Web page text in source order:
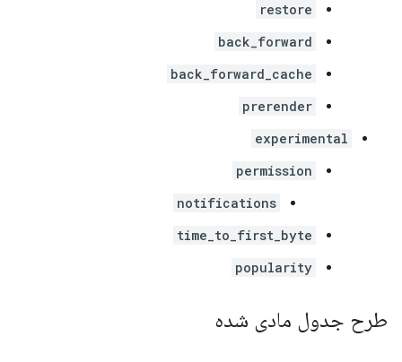
restore
back_forward
back_forward_cache
prerender
experimental
permission
notifications
time_to_first_byte
popularity
طرح جدول مادی شده